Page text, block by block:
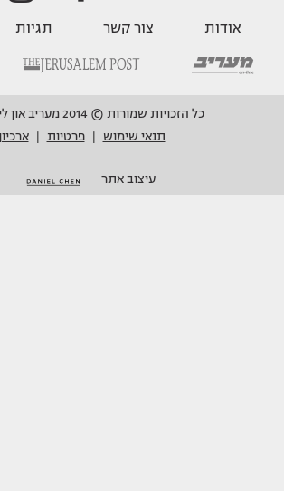
אודות צור קשר תגיות
כל הזכויות שמורות © 2014 מעריב און ליין בע"מ.
תנאי שימוש
פרטיות
עיצוב אתר